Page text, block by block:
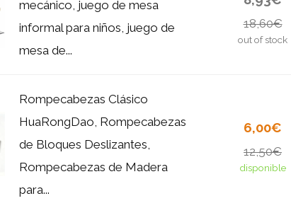
mecánico, juego de mesa
informal para niños, juego de
mesa de...
18,60€
out of stock
Rompecabezas Clásico
HuaRongDao, Rompecabezas
de Bloques Deslizantes,
Rompecabezas de Madera
para...
6,00€
12,50€
disponible